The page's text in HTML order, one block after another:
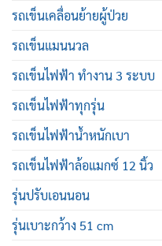
รถเข็นเคลื่อนย้ายผู้ป่วย
รถเข็นแมนนวล
รถเข็นไฟฟ้า ทำงาน 3 ระบบ
รถเข็นไฟฟ้าทุกรุ่น
รถเข็นไฟฟ้าน้ำหนักเบา
รถเข็นไฟฟ้าล้อแมกซ์ 12 นิ้ว
รุ่นปรับเอนนอน
รุ่นเบาะกว้าง 51 cm